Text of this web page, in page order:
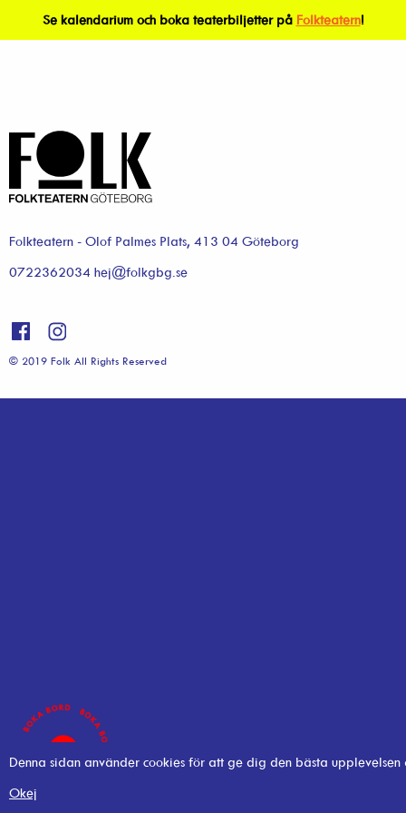
Se kalendarium och boka teaterbiljetter på Folkteatern!
Folkteatern - Olof Palmes Plats, 413 04 Göteborg
0722362034 hej@folkgbg.se
© 2019 Folk All Rights Reserved
Denna sidan använder cookies för att ge dig den bästa
Okej